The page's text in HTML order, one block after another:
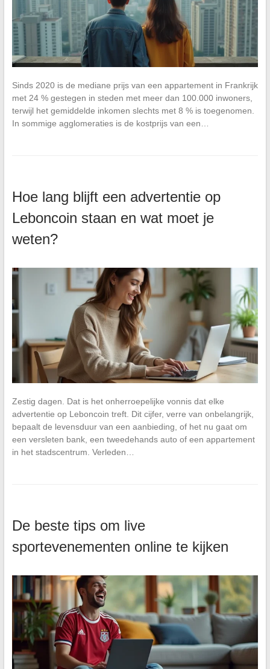
Sinds 2020 is de mediane prijs van een appartement in Frankrijk
met 24 % gestegen in steden met meer dan 100.000 inwoners,
terwijl het gemiddelde inkomen slechts met 8 % is toegenomen.
In sommige agglomeraties is de kostprijs van een…
Hoe lang blijft een advertentie op
Leboncoin staan en wat moet je
weten?
Zestig dagen. Dat is het onherroepelijke vonnis dat elke
advertentie op Leboncoin treft. Dit cijfer, verre van onbelangrijk,
bepaalt de levensduur van een aanbieding, of het nu gaat om
een versleten bank, een tweedehands auto of een appartement
in het stadscentrum. Verleden…
De beste tips om live
sportevenementen online te kijken